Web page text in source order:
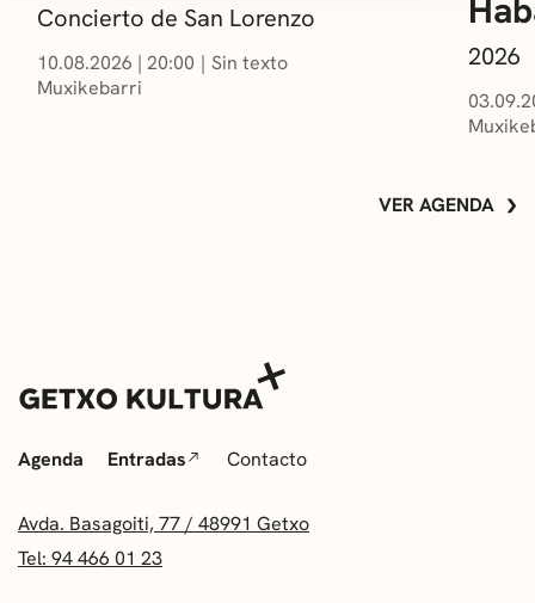
Concierto de San Lorenzo
10.08.2026 | 20:00
Sin texto
Muxikebarri
2026
VER AGENDA
Agenda Entradas Contacto
Avda. Basagoiti, 77 / 48991 Getxo
Tel: 94 466 01 23